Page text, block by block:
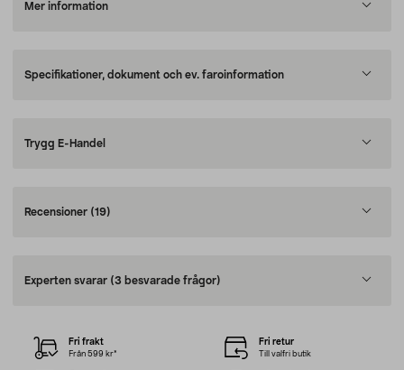
Mer information
Specifikationer, dokument och ev. faroinformation
Trygg E-Handel
Recensioner (19)
Experten svarar (3 besvarade frågor)
Fri frakt
Från 599 kr*
Fri retur
Till valfri butik